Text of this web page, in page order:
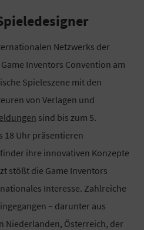
Netzwerks der
Inventors Convention am
Spieleszene mit den
von Verlagen und
sind bis zum 5.
18 Uhr präsentieren
ihre innovativen Konzepte
stößt die Game Inventors
Interesse. Zahlreiche
– darunter aus
Niederlanden, Österreich, der